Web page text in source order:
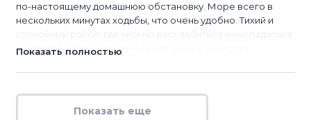
по-настоящему домашнюю обстановку. Море всего в
нескольких минутах ходьбы, что очень удобно. Тихий и
спокойный район, где можно расслабиться и насладиться
природой. Отличное сочетание цены и качества.
Показать полностью
Показать еще